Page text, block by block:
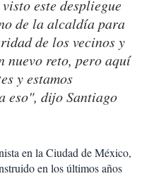
este despliegue
de la alcaldía para
de los vecinos y
nuevo reto, pero aquí
y estamos
eso", dijo Santiago
en la Ciudad de México,
en los últimos años